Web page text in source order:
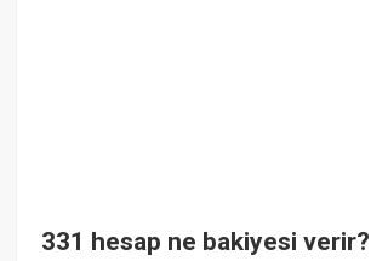
331 hesap ne bakiyesi verir?